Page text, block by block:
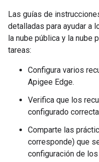
Las guías de
detalladas para ayudar a
la nube pública y la nube
tareas:
Configura varios
Apigee Edge.
Verifica que los
configurado
Comparte las
corresponde) que
configuración de